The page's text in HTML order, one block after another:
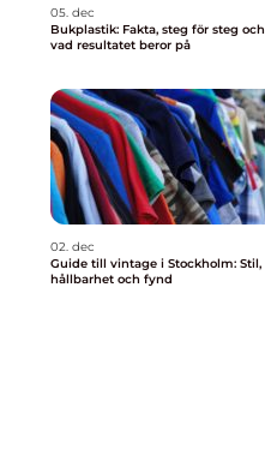
05. dec
Bukplastik: Fakta, steg för steg och
vad resultatet beror på
02. dec
Guide till vintage i Stockholm: Stil,
hållbarhet och fynd